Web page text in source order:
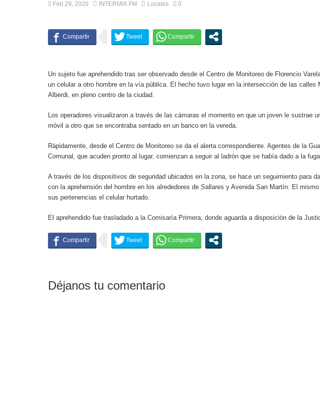
Feb 29, 2020 INTERMIX FM Locales 0
Un sujeto fue aprehendido tras ser observado desde el Centro de Monitoreo de Florencio
un celular a otro hombre en la vía pública. El hecho tuvo lugar en la intersección de las calles
Alberdi, en pleno centro de la ciudad.
Los operadores visualizaron a través de las cámaras el momento en que un joven le sustrae
móvil a otro que se encontraba sentado en un banco en la vereda.
Rápidamente, desde el Centro de Monitoreo se da el alerta correspondiente. Agentes de la
Comunal, que acuden pronto al lugar, comienzan a seguir al ladrón que se había dado a la
A través de los dispositivos de seguridad ubicados en la zona, se hace un seguimiento para
con la aprehensión del hombre en los alrededores de Sallares y Avenida San Martín. El
sus pertenencias el celular hurtado.
El aprehendido fue trasladado a la Comisaría Primera, donde aguarda a disposición de la
Déjanos tu comentario